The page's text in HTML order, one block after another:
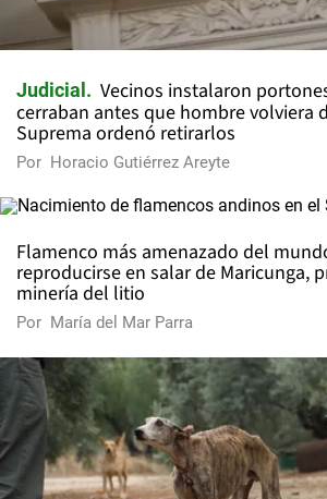
Judicial
Vecinos instalaron
cerraban antes que hombre volviera
Suprema ordenó retirarlos
Por Horacio Gutiérrez Areyte
Flamenco más amenazado del
reproducirse en salar de Maricunga,
minería del litio
Por María del Mar Parra